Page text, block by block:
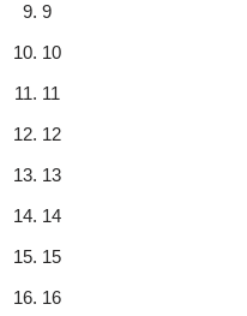
9
10
11
12
13
14
15
16